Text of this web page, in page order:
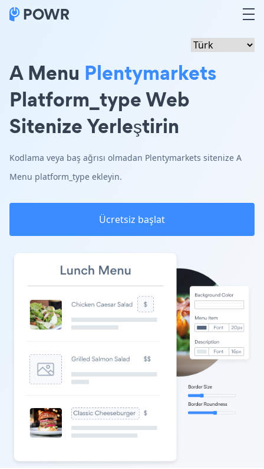
A Menu Plentymarkets
Platform_type Web
Sitenize Yerleştirin
Kodlama veya baş ağrısı olmadan Plentymarkets sitenize A
Menu platform_type ekleyin.
Ücretsiz başlat